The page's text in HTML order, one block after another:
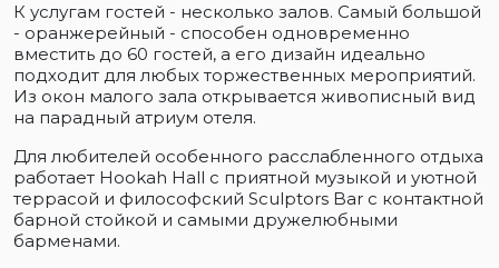
К услугам гостей - несколько залов. Самый большой
- оранжерейный - способен одновременно
вместить до 60 гостей, а его дизайн идеально
подходит для любых торжественных мероприятий.
Из окон малого зала открывается живописный вид
на парадный атриум отеля.
Для любителей особенного расслабленного отдыха
работает Hookah Hall с приятной музыкой и уютной
террасой и философский Sculptors Bar с контактной
барной стойкой и самыми дружелюбными
барменами.